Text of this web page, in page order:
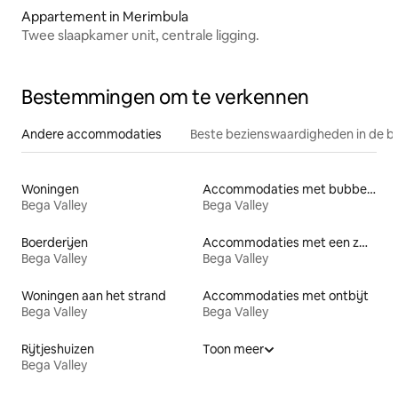
Appartement in Merimbula
Twee slaapkamer unit, centrale ligging.
Bestemmingen om te verkennen
Andere accommodaties Beste bezienswaardigheden in de
Woningen
Bega Valley
Accommodaties met bubbelbad
Bega Valley
Boerderijen
Bega Valley
Accommodaties met een zwembad
Bega Valley
Woningen aan het strand
Bega Valley
Accommodaties met ontbijt
Bega Valley
Rijtjeshuizen
Bega Valley
Toon meer